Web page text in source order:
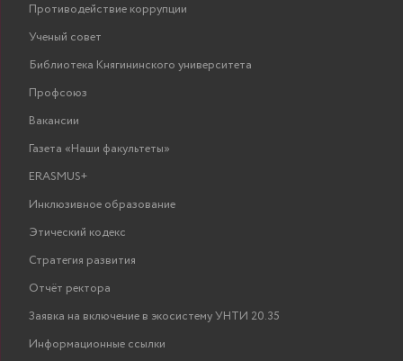
Противодействие коррупции
Ученый совет
Библиотека Княгининского университета
Профсоюз
Вакансии
Газета «Наши факультеты»
ERASMUS+
Инклюзивное образование
Этический кодекс
Стратегия развития
Отчёт ректора
Заявка на включение в экосистему УНТИ 20.35
Информационные ссылки